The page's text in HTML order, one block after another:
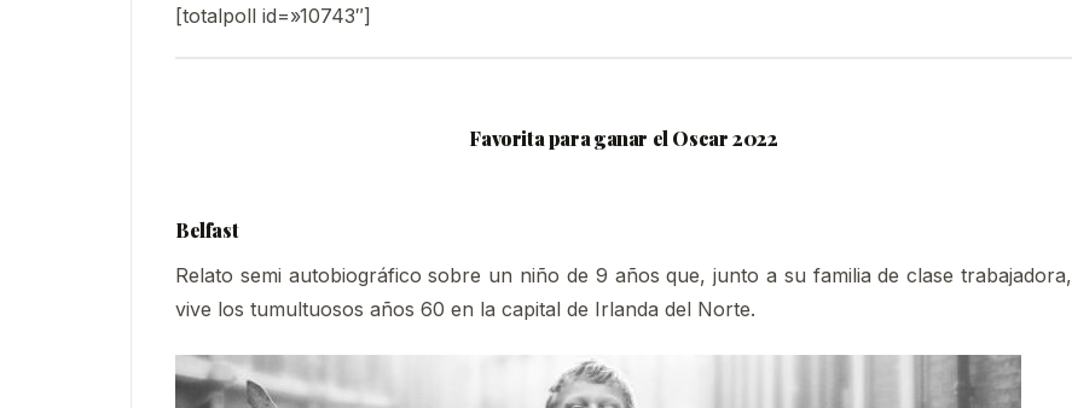
[totalpoll id=»10743″]
Favorita para ganar el Oscar 2022
Belfast
Relato semi autobiográfico sobre un niño de 9 años que, junto a su familia de clase trabajadora,
vive los tumultuosos años 60 en la capital de Irlanda del Norte.